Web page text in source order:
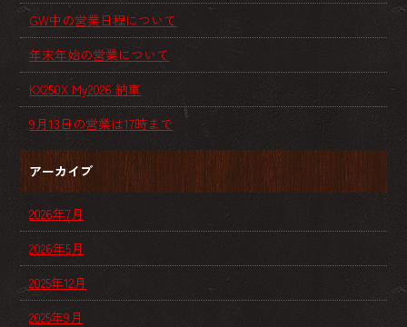
GW中の営業日程について
年末年始の営業について
KX250X My2026 納車
9月13日の営業は17時まで
アーカイブ
2026年7月
2026年5月
2025年12月
2025年9月